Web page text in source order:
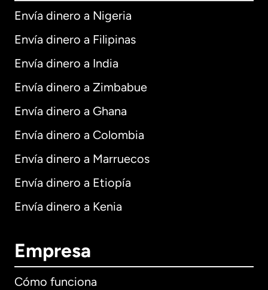
Envía dinero a Nigeria
Envía dinero a Filipinas
Envía dinero a India
Envía dinero a Zimbabue
Envía dinero a Ghana
Envía dinero a Colombia
Envía dinero a Marruecos
Envía dinero a Etiopía
Envía dinero a Kenia
Empresa
Cómo funciona